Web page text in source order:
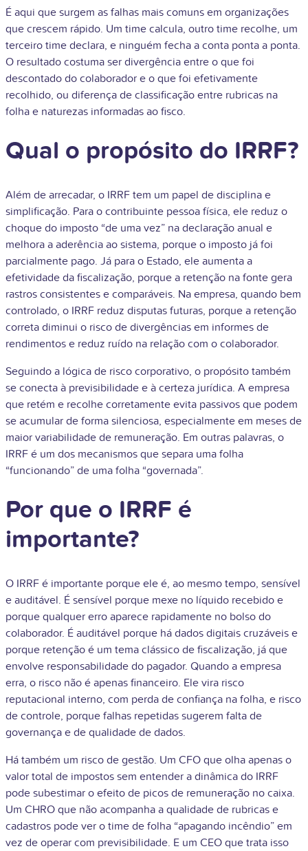
É aqui que surgem as falhas mais comuns em organizações
que crescem rápido. Um time calcula, outro time recolhe, um
terceiro time declara, e ninguém fecha a conta ponta a ponta.
O resultado costuma ser divergência entre o que foi
descontado do colaborador e o que foi efetivamente
recolhido, ou diferença de classificação entre rubricas na
folha e naturezas informadas ao fisco.
Qual o propósito do IRRF?
Além de arrecadar, o IRRF tem um papel de disciplina e
simplificação. Para o contribuinte pessoa física, ele reduz o
choque do imposto “de uma vez” na declaração anual e
melhora a aderência ao sistema, porque o imposto já foi
parcialmente pago. Já para o Estado, ele aumenta a
efetividade da fiscalização, porque a retenção na fonte gera
rastros consistentes e comparáveis. Na empresa, quando bem
controlado, o IRRF reduz disputas futuras, porque a retenção
correta diminui o risco de divergências em informes de
rendimentos e reduz ruído na relação com o colaborador.
Seguindo a lógica de risco corporativo, o propósito também
se conecta à previsibilidade e à certeza jurídica. A empresa
que retém e recolhe corretamente evita passivos que podem
se acumular de forma silenciosa, especialmente em meses de
maior variabilidade de remuneração. Em outras palavras, o
IRRF é um dos mecanismos que separa uma folha
“funcionando” de uma folha “governada”.
Por que o IRRF é
importante?
O IRRF é importante porque ele é, ao mesmo tempo, sensível
e auditável. É sensível porque mexe no líquido recebido e
porque qualquer erro aparece rapidamente no bolso do
colaborador. É auditável porque há dados digitais cruzáveis e
porque retenção é um tema clássico de fiscalização, já que
envolve responsabilidade do pagador. Quando a empresa
erra, o risco não é apenas financeiro. Ele vira risco
reputacional interno, com perda de confiança na folha, e risco
de controle, porque falhas repetidas sugerem falta de
governança e de qualidade de dados.
Há também um risco de gestão. Um CFO que olha apenas o
valor total de impostos sem entender a dinâmica do IRRF
pode subestimar o efeito de picos de remuneração no caixa.
Um CHRO que não acompanha a qualidade de rubricas e
cadastros pode ver o time de folha “apagando incêndio” em
vez de operar com previsibilidade. E um CEO que trata isso